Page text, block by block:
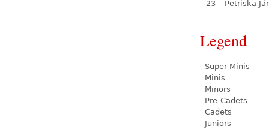
23
Petriska
Legend
Super Minis
Minis
Minors
Pre-Cadets
Cadets
Juniors